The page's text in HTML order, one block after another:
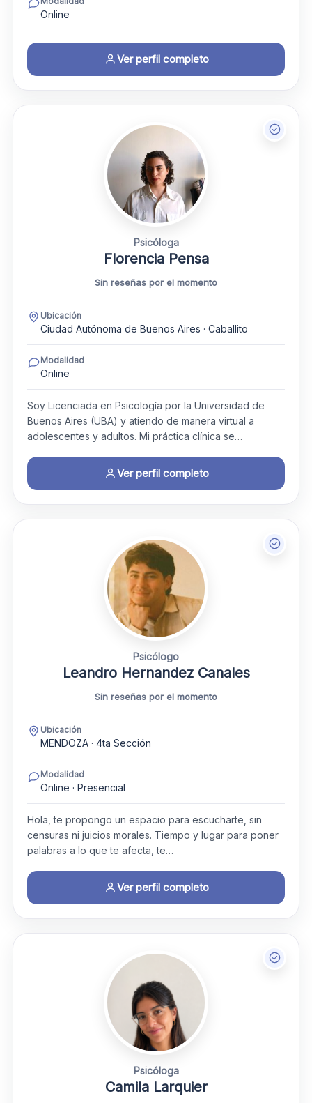
Online
Ver perfil completo
Psicóloga
Florencia Pensa
Sin reseñas por el momento
Ubicación
Ciudad Autónoma de Buenos Aires · Caballito
Modalidad
Online
Soy Licenciada en Psicología por la Universidad de
Buenos Aires (UBA) y atiendo de manera virtual a
adolescentes y adultos. Mi práctica clínica se…
Ver perfil completo
Psicólogo
Leandro Hernandez Canales
Sin reseñas por el momento
Ubicación
MENDOZA · 4ta Sección
Modalidad
Online · Presencial
Hola, te propongo un espacio para escucharte, sin
censuras ni juicios morales. Tiempo y lugar para poner
palabras a lo que te afecta, te…
Ver perfil completo
Psicóloga
Camila Larquier